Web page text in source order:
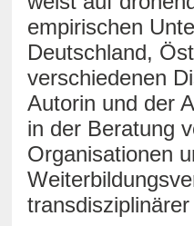
empirischen
Deutschland,
verschiedenen
Autorin und der
in der Beratung
Organisationen